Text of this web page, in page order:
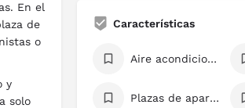
En el
de
o
y
solo
Características
Aire acondicionado
Plazas de aparcamiento